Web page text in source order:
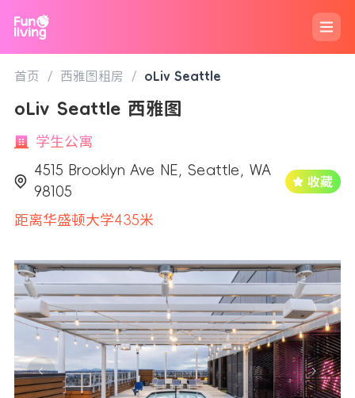
首页 / 西雅图租房 / oLiv Seattle
oLiv Seattle 西雅图
学生公寓
4515 Brooklyn Ave NE, Seattle, WA
98105
距离华盛顿大学435米